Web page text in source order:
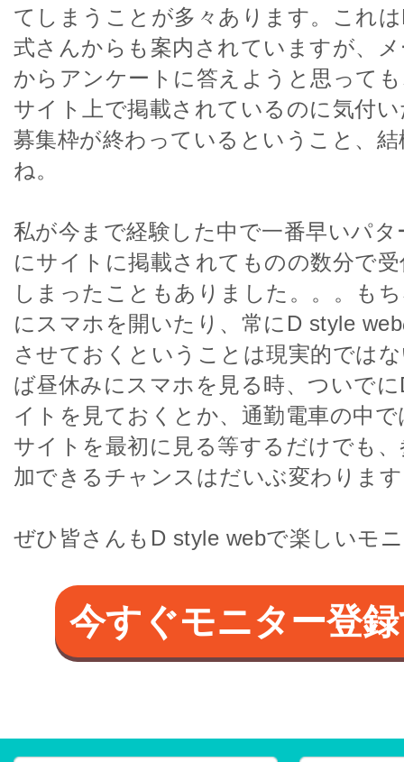
てしまうことが多々あります。これ
式さんからも案内されていますが、
からアンケートに答えようと思って
サイト上で掲載されているのに気付
募集枠が終わっているということ、
ね。
私が今まで経験した中で一番早いパ
にサイトに掲載されてものの数分で
しまったこともありました。。。も
にスマホを開いたり、常にD style
させておくということは現実的では
ば昼休みにスマホを見る時、ついで
イトを見ておくとか、通勤電車の中
サイトを最初に見る等するだけでも
加できるチャンスはだいぶ変わりま
ぜひ皆さんもD style webで楽しいモ
今すぐモニター登